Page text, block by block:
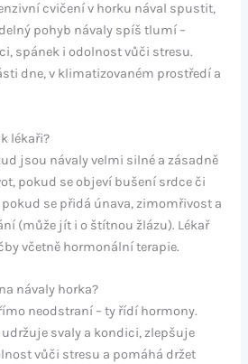
cvičení v horku nával spustit,
pohyb návaly spíš tlumí –
spánek i odolnost vůči stresu.
dne, v klimatizovaném prostředí a
lékaři?
jsou návaly velmi silné a zásadně
pokud se objeví bušení srdce či
se přidá únava, zimomřivost a
(může jít i o štítnou žlázu). Lékař
včetně hormonální terapie.
návaly horka?
neodstraní – ty řídí hormony.
svaly a kondici, zlepšuje
vůči stresu a pomáhá držet